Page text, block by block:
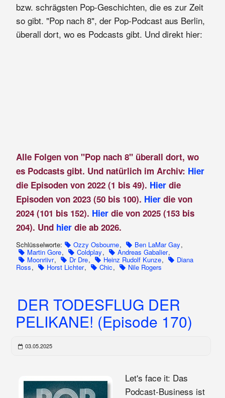
bzw. schrägsten Pop-Geschichten, die es zur Zeit
so gibt. "Pop nach 8", der Pop-Podcast aus Berlin,
überall dort, wo es Podcasts gibt. Und direkt hier:
Alle Folgen von "Pop nach 8" überall dort, wo
es Podcasts gibt. Und natürlich im Archiv: Hier
die Episoden von 2022 (1 bis 49). Hierdie
Episoden von 2023 (50 bis 100). Hier die von
2024 (101 bis 152). Hier die von 2025 (153 bis
204). Und hier die ab 2026.
Schlüsselworte: Ozzy Osbourne, Ben LaMar Gay,
Martin Gore, Coldplay, Andreas Gabalier,
Moonriivr, Dr Dre, Heinz Rudolf Kunze, Diana
Ross, Horst Lichter, Chic, Nile Rogers
DER TODESFLUG DER
PELIKANE! (Episode 170)
03.05.2025
Let's face it: Das
Podcast-Business ist